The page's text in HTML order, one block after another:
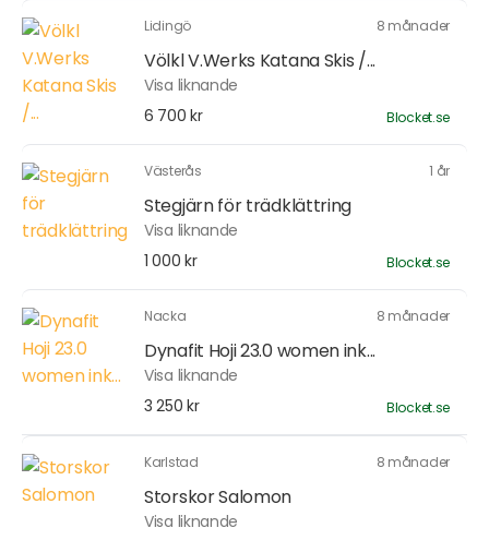
Lidingö 8 månader
Völkl V.Werks Katana Skis /...
Visa liknande
6 700 kr
Blocket.se
Västerås 1 år
Stegjärn för trädklättring
Visa liknande
1 000 kr
Blocket.se
Nacka 8 månader
Dynafit Hoji 23.0 women ink...
Visa liknande
3 250 kr
Blocket.se
Karlstad 8 månader
Storskor Salomon
Visa liknande